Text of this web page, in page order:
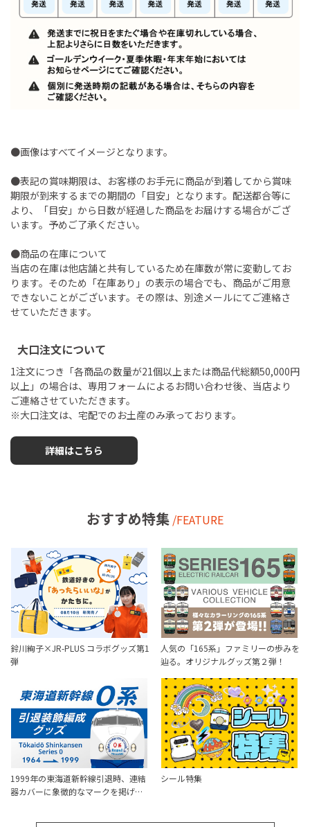
●画像はすべてイメージとなります。
●表記の賞味期限は、お客様のお手元に商品が到着してから賞味
期限が到来するまでの期間の「目安」となります。配送都合等に
より、「目安」から日数が経過した商品をお届けする場合がござ
います。予めご了承ください。
●商品の在庫について
当店の在庫は他店舗と共有しているため在庫数が常に変動してお
ります。そのため「在庫あり」の表示の場合でも、商品がご用意
できないことがございます。その際は、別途メールにてご連絡さ
せていただきます。
大口注文について
1注文につき「各商品の数量が21個以上または商品代総額50,000円
以上」の場合は、専用フォームによるお問い合わせ後、当店より
ご連絡させていただきます。
※大口注文は、宅配でのお土産のみ承っております。
詳細はこちら
おすすめ特集 /FEATURE
鈴川絢子×JR-PLUS コラボグッズ第1
弾
人気の「165系」ファミリーの歩みを
辿る。オリジナルグッズ第２弾！
1999年の東海道新幹線引退時、連結
器カバーに象徴的なマークを掲げ…
シール特集